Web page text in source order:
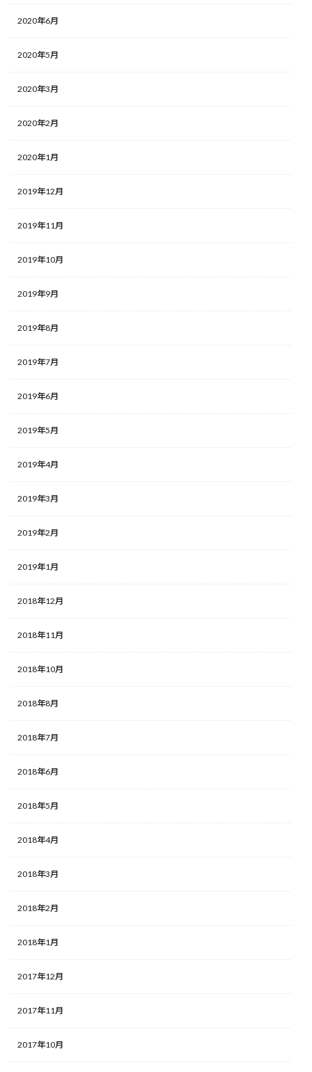
2020年6月
2020年5月
2020年3月
2020年2月
2020年1月
2019年12月
2019年11月
2019年10月
2019年9月
2019年8月
2019年7月
2019年6月
2019年5月
2019年4月
2019年3月
2019年2月
2019年1月
2018年12月
2018年11月
2018年10月
2018年8月
2018年7月
2018年6月
2018年5月
2018年4月
2018年3月
2018年2月
2018年1月
2017年12月
2017年11月
2017年10月